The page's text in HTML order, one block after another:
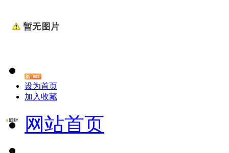
设为首页
加入收藏
网站首页